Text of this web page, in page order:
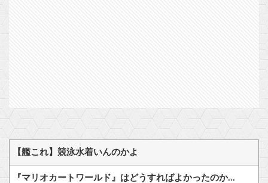
【艦これ】競泳水着いんのかよ
『マリオカートワールド』はどうすればよかったのか…